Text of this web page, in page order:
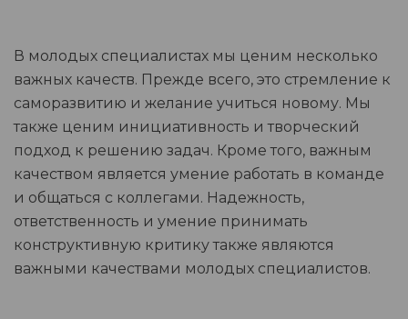
В молодых специалистах мы ценим несколько
важных качеств. Прежде всего, это стремление к
саморазвитию и желание учиться новому. Мы
также ценим инициативность и творческий
подход к решению задач. Кроме того, важным
качеством является умение работать в команде
и общаться с коллегами. Надежность,
ответственность и умение принимать
конструктивную критику также являются
важными качествами молодых специалистов.